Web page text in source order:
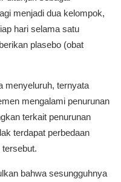
menjadi dua kelompok,
hari selama satu
plasebo (obat
menyeluruh, ternyata
mengalami penurunan
terkait penurunan
terdapat perbedaan
bahwa sesungguhnya